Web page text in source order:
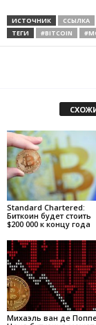
ИСТОЧНИК
ССЫЛКА
ТЕГИ
#BITCOIN
Standard Chartered:
Биткоин будет стоить
$200 000 к концу года
Михаэль ван де